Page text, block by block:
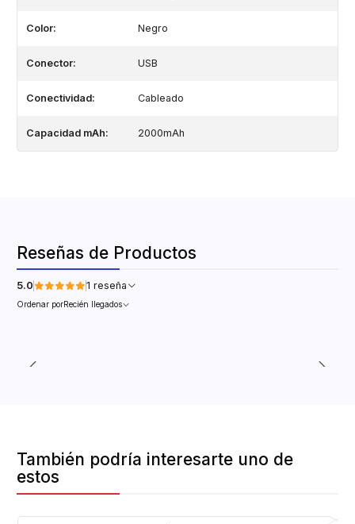
Color: Negro
Conector: USB
Conectividad: Cableado
Capacidad mAh: 2000mAh
Reseñas de Productos
5.0 1 reseña
Ordenar porRecién llegados
También podría interesarte uno de
estos